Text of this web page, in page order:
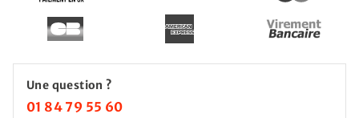
Une question ?
01 84 79 55 60